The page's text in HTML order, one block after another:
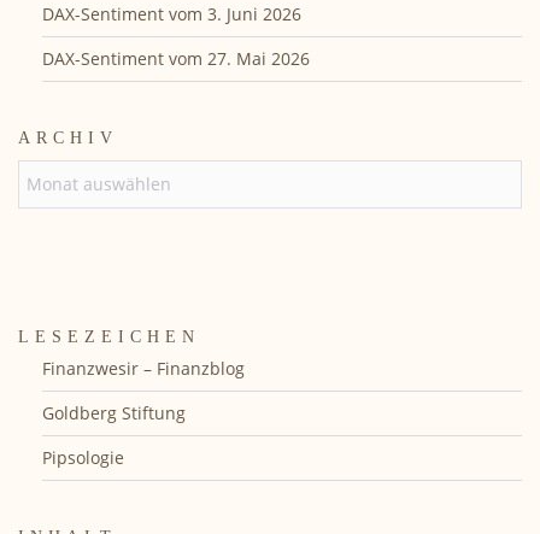
DAX-Sentiment vom 3. Juni 2026
DAX-Sentiment vom 27. Mai 2026
ARCHIV
LESEZEICHEN
Finanzwesir – Finanzblog
Goldberg Stiftung
Pipsologie